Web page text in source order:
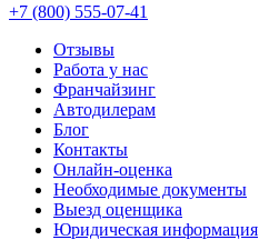
+7 (800) 555-07-41
Отзывы
Работа у нас
Франчайзинг
Автодилерам
Блог
Контакты
Онлайн-оценка
Необходимые документы
Выезд оценщика
Юридическая информация